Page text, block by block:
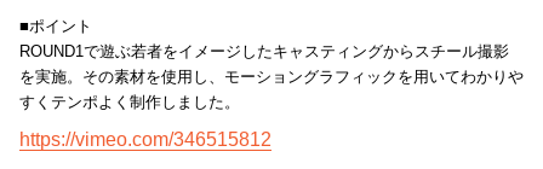
■ポイント
ROUND1で遊ぶ若者をイメージしたキャスティングからスチール撮影
を実施。その素材を使用し、モーショングラフィックを用いてわかりや
すくテンポよく制作しました。
https://vimeo.com/346515812